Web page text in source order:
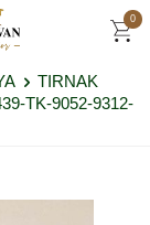
0
TIRNAK
TK-9052-9312-